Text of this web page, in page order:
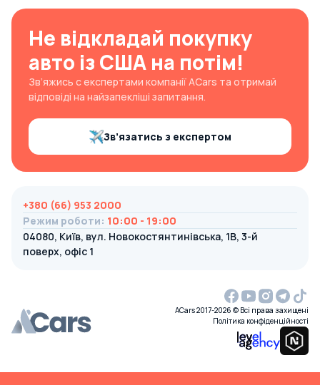
Не відкладай покупку
авто із США на потім!
Зв’яжись с експертами компанії ACars та отримай
відповіді на найзапекліші запитання.
Зв’язатись з експертом
+380 (66) 953 2000
Режим роботи: 10:00 - 19:00
04080, Київ, вул. Новокостянтинівська, 1В, 3-й
поверх, офіс 1
ACars 2017-2026 © Всі права захищені
Політика конфіденційності